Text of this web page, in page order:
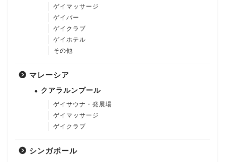
ゲイマッサージ
ゲイバー
ゲイクラブ
ゲイホテル
その他
マレーシア
クアラルンプール
ゲイサウナ・発展場
ゲイマッサージ
ゲイクラブ
シンガポール